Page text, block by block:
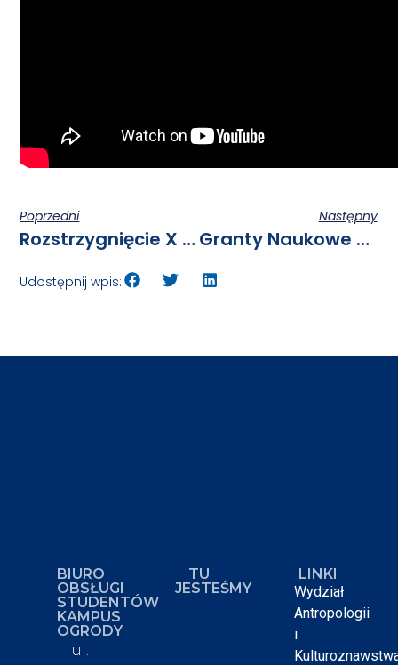
Poprzedni
Rozstrzygnięcie X Edycji Konkursu BESTtStudentGRANT
Następny
Granty Naukowe Nestle #dla Nauki
Udostępnij wpis:
BIURO
OBSŁUGI
STUDENTÓW
KAMPUS
OGRODY
ul.
TU
JESTEŚMY
LINKI
Wydział
Antropologii
i